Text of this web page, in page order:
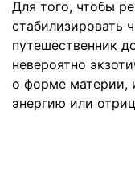
Для того, чтобы
стабилизировать
путешественник
невероятно
о форме материи,
энергию или